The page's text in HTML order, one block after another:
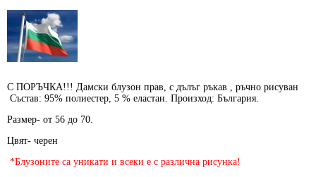
С ПОРЪЧКА!!! Дамски блузон прав, с дълъг ръкав , ръчно рисуван
Състав: 95% полиестер, 5 % еластан. Произход: България.
Размер- от 56 до 70.
Цвят- черен
*Блузоните са уникати и всеки е с различна рисунка!